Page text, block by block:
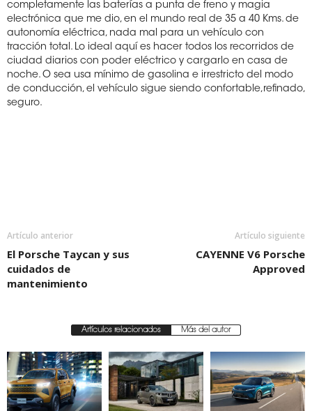
completamente las baterías a punta de freno y magia
electrónica que me dio, en el mundo real de 35 a 40 Kms. de
autonomía eléctrica, nada mal para un vehículo con
tracción total. Lo ideal aquí es hacer todos los recorridos de
ciudad diarios con poder eléctrico y cargarlo en casa de
noche. O sea usa mínimo de gasolina e irrestricto del modo
de conducción, el vehículo sigue siendo confortable,refinado,
seguro.
Artículo anterior
El Porsche Taycan y sus
cuidados de
mantenimiento
Artículo siguiente
CAYENNE V6 Porsche
Approved
Artículos relacionados Más del autor